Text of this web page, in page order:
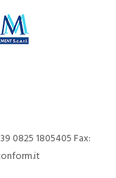
0825 1805405Fax: